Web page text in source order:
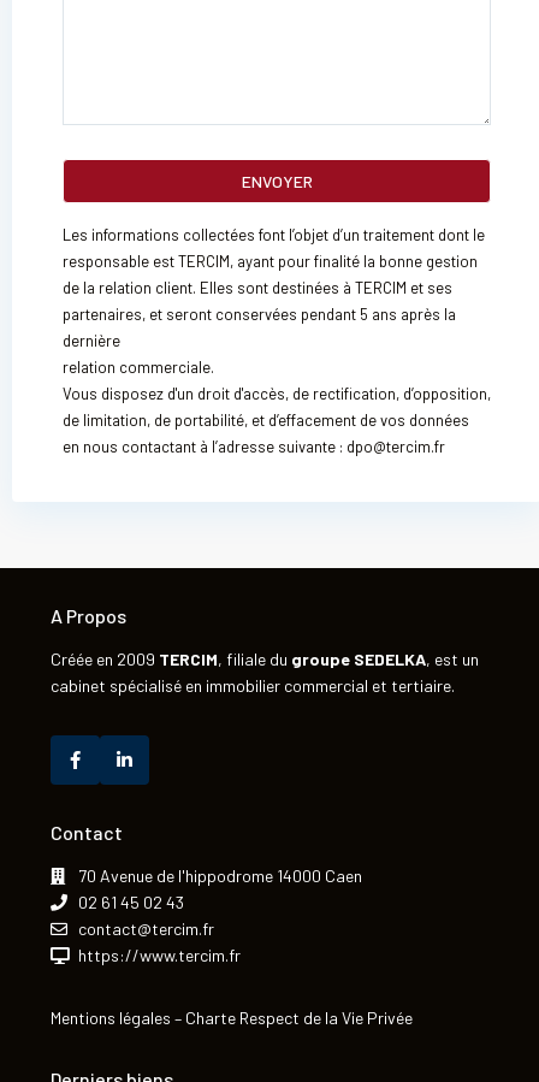
Les informations collectées font l’objet d’un traitement dont le
responsable est TERCIM, ayant pour finalité la bonne gestion
de la relation client. Elles sont destinées à TERCIM et ses
partenaires, et seront conservées pendant 5 ans après la
dernière
relation commerciale.
Vous disposez d'un droit d'accès, de rectification, d’opposition,
de limitation, de portabilité, et d’effacement de vos données
en nous contactant à l’adresse suivante : dpo@tercim.fr
A Propos
Créée en 2009 TERCIM, filiale du groupe SEDELKA, est un
cabinet spécialisé en immobilier commercial et tertiaire.
Contact
70 Avenue de l'hippodrome 14000 Caen
02 61 45 02 43
contact@tercim.fr
https://www.tercim.fr
Mentions légales – Charte Respect de la Vie Privée